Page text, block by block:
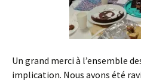
Un grand merci à l’ensemble
implication. Nous avons été